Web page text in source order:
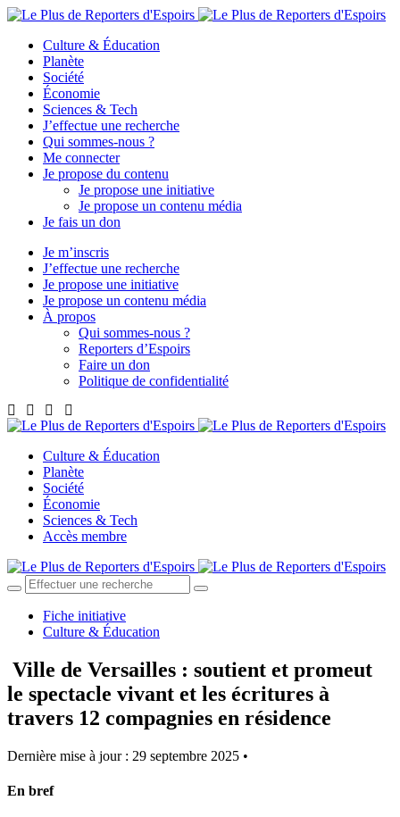
Culture & Éducation
Planète
Société
Économie
Sciences & Tech
J’effectue une recherche
Qui sommes-nous ?
Me connecter
Je propose du contenu
Je propose une initiative
Je propose un contenu média
Je fais un don
Je m’inscris
J’effectue une recherche
Je propose une initiative
Je propose un contenu média
À propos
Qui sommes-nous ?
Reporters d’Espoirs
Faire un don
Politique de confidentialité
Culture & Éducation
Planète
Société
Économie
Sciences & Tech
Accès membre
Fiche initiative
Culture & Éducation
Ville de Versailles : soutient et promeut
le spectacle vivant et les écritures à
travers 12 compagnies en résidence
Dernière mise à jour : 29 septembre 2025 •
En bref